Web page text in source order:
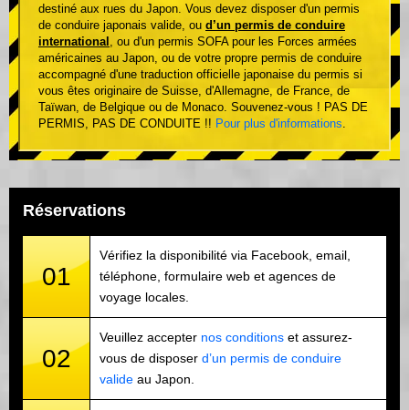
destiné aux rues du Japon. Vous devez disposer d'un permis
de conduire japonais valide, ou d’un permis de conduire
international
, ou d'un permis SOFA pour les Forces armées
américaines au Japon, ou de votre propre permis de conduire
accompagné d'une traduction officielle japonaise du permis si
vous êtes originaire de Suisse, d'Allemagne, de France, de
Taïwan, de Belgique ou de Monaco. Souvenez-vous ! PAS DE
PERMIS, PAS DE CONDUITE !! Pour plus d'informations
Réservations
01
Vérifiez la disponibilité via Facebook, email,
téléphone, formulaire web et agences de
voyage locales.
02
Veuillez accepter nos conditions et assurez-
vous de disposer d’un permis de conduire
valide au Japon.